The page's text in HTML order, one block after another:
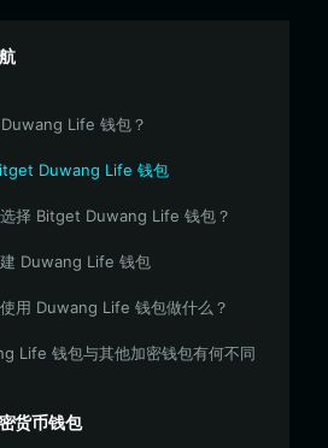
Life 钱包？
Duwang Life 钱包
择 Bitget Duwang Life 钱包？
Duwang Life 钱包
用 Duwang Life 钱包做什么？
Life 钱包与其他加密钱包有何不同
货币钱包